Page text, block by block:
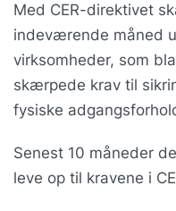
Med CER-direktivet
indeværende måned
virksomheder, som
skærpede krav til
fysiske
Senest 10 måneder
leve op til kravene i